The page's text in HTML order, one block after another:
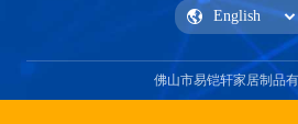
佛山市易铠轩家居制品